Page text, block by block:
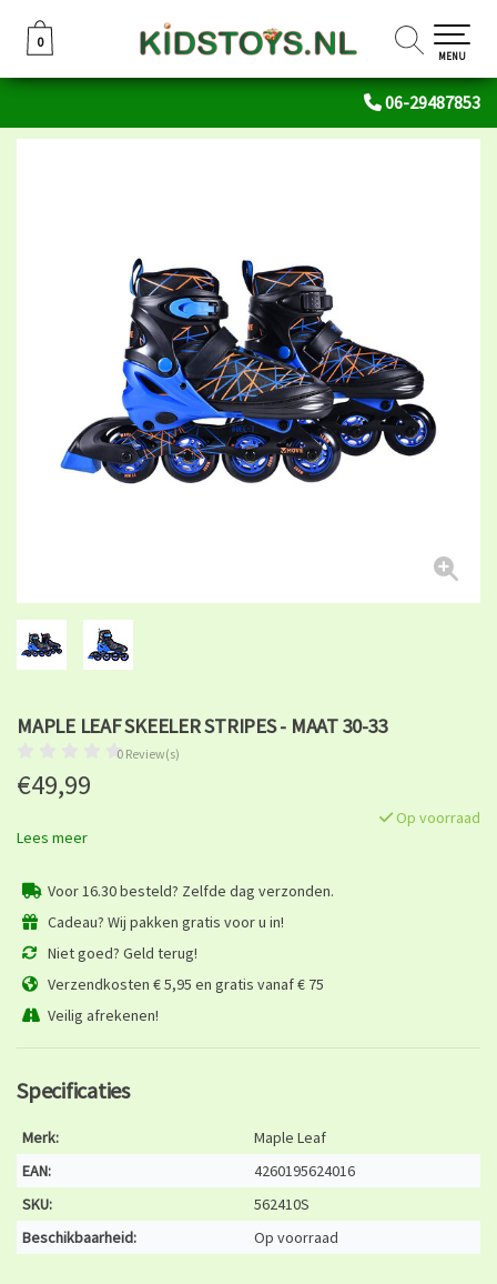
06-29487853
0
0
MENU
MAPLE LEAF SKEELER STRIPES - MAAT 30-33
0 Review(s)
€49,99
Op voorraad
Lees meer
Voor 16.30 besteld? Zelfde dag verzonden.
Cadeau? Wij pakken gratis voor u in!
Niet goed? Geld terug!
Verzendkosten € 5,95 en gratis vanaf € 75
Veilig afrekenen!
Specificaties
Merk:
Maple Leaf
EAN:
4260195624016
SKU:
562410S
Beschikbaarheid:
Op voorraad